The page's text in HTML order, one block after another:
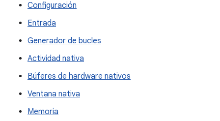
Configuración
Entrada
Generador de bucles
Actividad nativa
Búferes de hardware nativos
Ventana nativa
Memoria